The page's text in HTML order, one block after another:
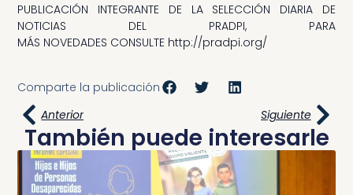
PUBLICACIÓN INTEGRANTE DE LA SELECCIÓN DIARIA DE
NOTICIAS DEL PRADPI, PARA
MÁS NOVEDADES CONSULTE http://pradpi.org/
Comparte la publicación
Anterior
Siguiente
También puede interesarle